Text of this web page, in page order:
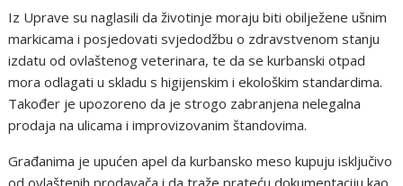
Iz Uprave su naglasili da životinje moraju biti obilježene ušnim
markicama i posjedovati svjedodžbu o zdravstvenom stanju
izdatu od ovlaštenog veterinara, te da se kurbanski otpad
mora odlagati u skladu s higijenskim i ekološkim standardima.
Također je upozoreno da je strogo zabranjena nelegalna
prodaja na ulicama i improvizovanim štandovima.
Građanima je upućen apel da kurbansko meso kupuju isključivo
od ovlaštenih prodavača i da traže prateću dokumentaciju kao